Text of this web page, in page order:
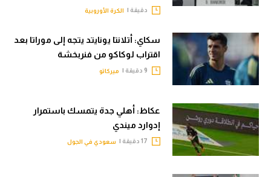
دقيقة | الكرة الأوروبية
سكاي: أتلانتا يونايتد يتجه إلى موراتا بعد
اقتراب لوكاكو من فنربخشة
ميركاتو
عكاظ: أهلي جدة يتمسك باستمرار
إدوارد ميندي
سعودي في الجول